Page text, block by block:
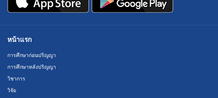
หน้าแรก
การศึกษาก่อนปริญญา
การศึกษาหลังปริญญา
วิชาการ
วิจัย